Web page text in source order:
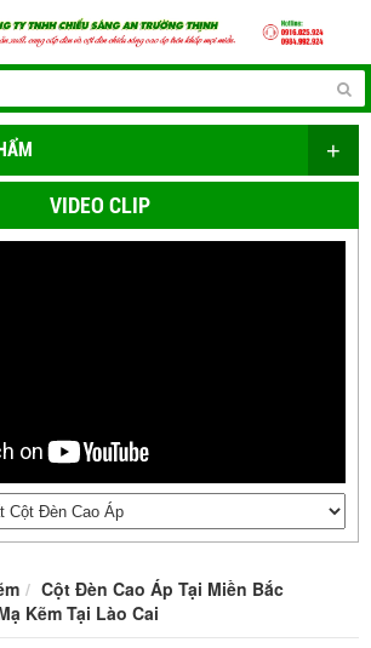
+
VIDEO CLIP
Cột Đèn Cao Áp Tại Miền Bắc
Kẽm Tại Lào Cai